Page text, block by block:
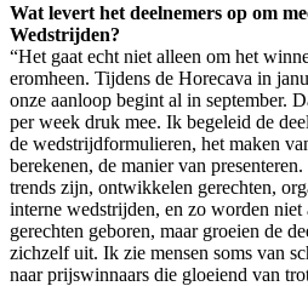
Wat levert het deelnemers op om
Wedstrijden?
“Het gaat echt niet alleen om het
eromheen. Tijdens de Horecava in
onze aanloop begint al in september.
per week druk mee. Ik begeleid de
de wedstrijdformulieren, het maken
berekenen, de manier van
trends zijn, ontwikkelen gerechten,
interne wedstrijden, en zo worden
gerechten geboren, maar groeien de
zichzelf uit. Ik zie mensen soms van
naar prijswinnaars die gloeiend van